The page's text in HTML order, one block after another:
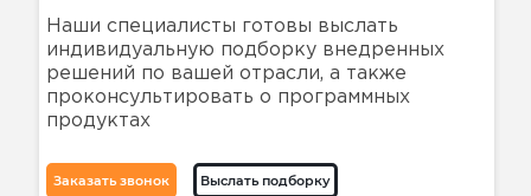
Наши специалисты готовы выслать
индивидуальную подборку внедренных
решений по вашей отрасли, а также
проконсультировать о программных
продуктах
Заказать звонок Выслать подборку